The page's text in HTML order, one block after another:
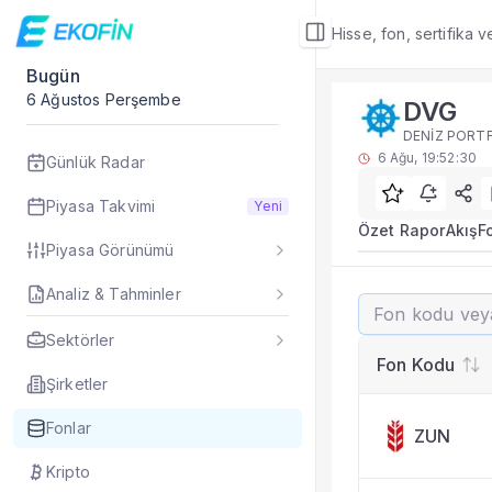
Hisse, fon, sertifika
Bugün
6 Ağustos Perşembe
Günlük Radar
Piyasa Takvimi Yeni
Piyasa Görünümü
Analiz & Tahminler
Sektörler
Şirketler
Fonlar
Kripto
Fon Detay
Rakip Analizi
DVG benzer
DVG fonu rakip
TEFAS DVG
Fon verileri hangi
DVG fonunu diğer
Evet. Fon detay
Fon Detay— İlgili
Fon Portföyü
DVG
DENİZ
6 Ağu, 19:52:30
Özet RaporAkış
DVG
Fon Kodu
ZUN